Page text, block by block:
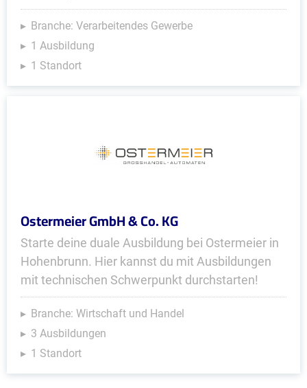
Branche: Verarbeitendes Gewerbe
1 Ausbildung
1 Standort
Ostermeier GmbH & Co. KG
Starte deine duale Ausbildung bei Ostermeier in
Hohenbrunn. Hier kannst du mit Ausbildungen
mit technischen Schwerpunkt durchstarten!
Branche: Wirtschaft und Handel
3 Ausbildungen
1 Standort